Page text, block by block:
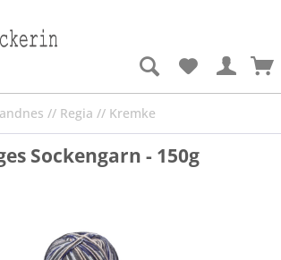
// Regia // Kremke
Sockengarn - 150g